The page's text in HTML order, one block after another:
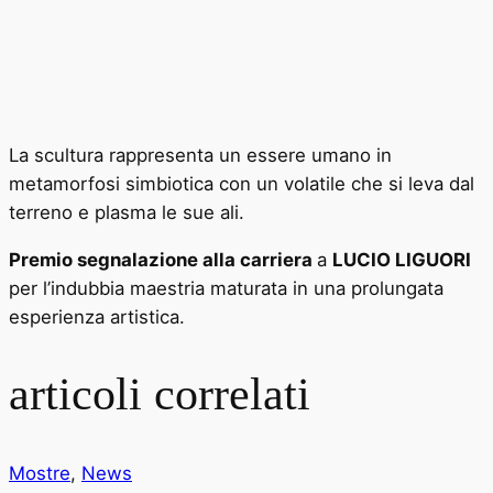
La scultura rappresenta un essere umano in
metamorfosi simbiotica con un volatile che si leva dal
terreno e plasma le sue ali.
Premio segnalazione alla carriera a LUCIO LIGUORI
per l’indubbia maestria maturata in una prolungata
esperienza artistica.
articoli correlati
Mostre, News